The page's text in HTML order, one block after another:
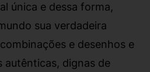
única e dessa forma,
sua verdadeira
e desenhos e
autênticas, dignas de